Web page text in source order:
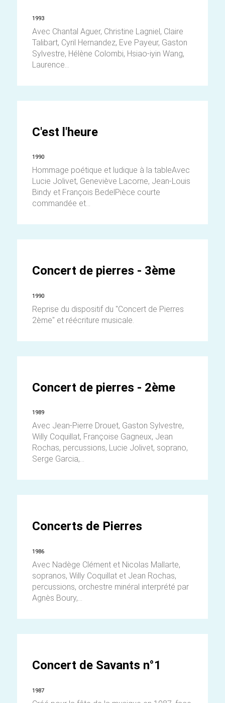
1993
Avec Chantal Aguer, Christine Lagniel, Claire
Talibart, Cyril Hernandez, Eve Payeur, Gaston
Sylvestre, Hélène Colombi, Hsiao-iyin Wang,
Laurence...
C'est l'heure
1990
Hommage poétique et ludique à la tableAvec
Lucie Jolivet, Geneviève Lacorne, Jean-Louis
Bindy et François BedelPièce courte
commandée et...
Concert de pierres - 3ème
1990
Reprise du dispositif du "Concert de Pierres
2ème" et réécriture musicale.
Concert de pierres - 2ème
1989
Avec Jean-Pierre Drouet, Gaston Sylvestre,
Willy Coquillat, Françoise Gagneux, Jean
Rochas, percussions, Lucie Jolivet, soprano,
Serge Garcia,...
Concerts de Pierres
1986
Avec Nadège Clément et Nicolas Mallarte,
sopranos, Willy Coquillat et Jean Rochas,
percussions, orchestre minéral interprété par
Agnès Boury,...
Concert de Savants n°1
1987